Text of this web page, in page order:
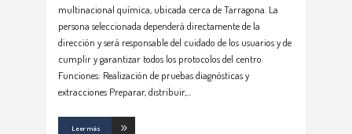
multinacional química, ubicada cerca de Tarragona. La
persona seleccionada dependerá directamente de la
dirección y será responsable del cuidado de los usuarios y de
cumplir y garantizar todos los protocolos del centro.
Funciones: Realización de pruebas diagnósticas y
extracciones Preparar, distribuir,
Leer más